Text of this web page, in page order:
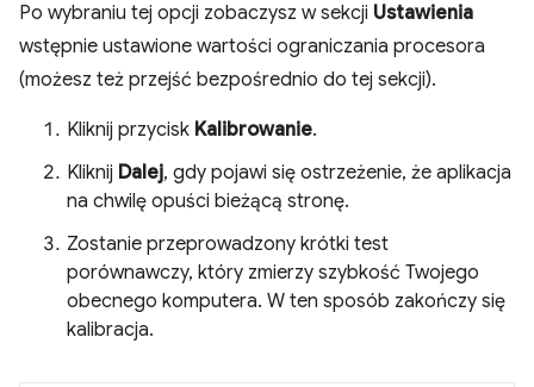
Po wybraniu tej opcji zobaczysz w sekcji Ustawienia
wstępnie ustawione wartości ograniczania procesora
(możesz też przejść bezpośrednio do tej sekcji).
Kliknij przycisk Kalibrowanie.
Kliknij Dalej, gdy pojawi się ostrzeżenie, że aplikacja
na chwilę opuści bieżącą stronę.
Zostanie przeprowadzony krótki test
porównawczy, który zmierzy szybkość Twojego
obecnego komputera. W ten sposób zakończy się
kalibracja.